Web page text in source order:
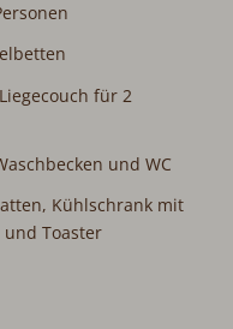
für 2
und WC
Kühlschrank mit
Toaster